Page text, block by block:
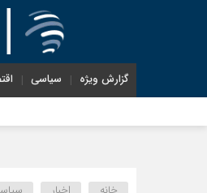
گزارش ویژه سیاسی